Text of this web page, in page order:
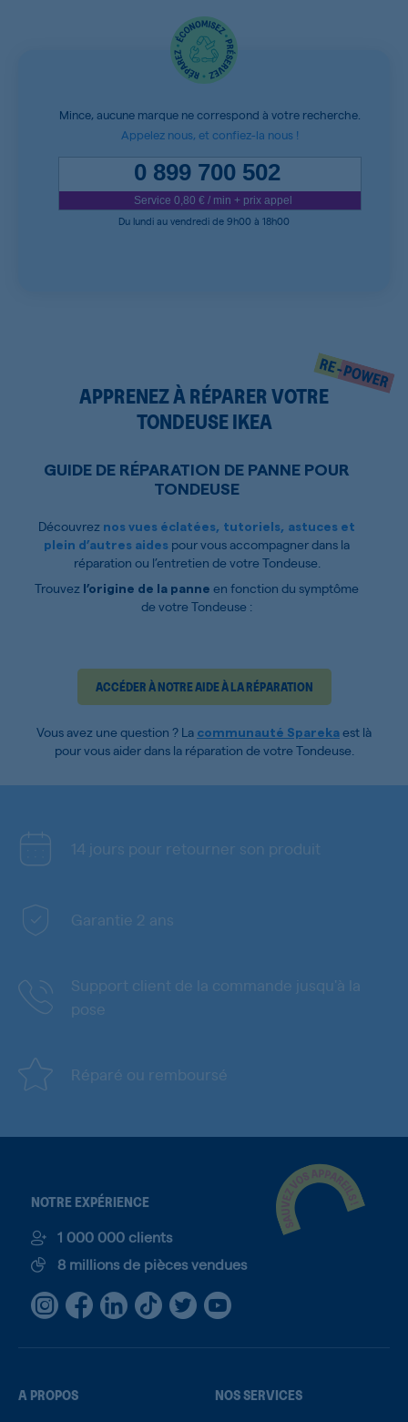
Mince, aucune marque ne correspond à votre recherche.
Appelez nous, et confiez-la nous !
0 899 700 502
Service 0,80 € / min + prix appel
Du lundi au vendredi de 9h00 à 18h00
APPRENEZ À RÉPARER VOTRE
TONDEUSE IKEA
GUIDE DE RÉPARATION DE PANNE POUR
TONDEUSE
Découvrez nos vues éclatées, tutoriels, astuces et
plein d’autres aides pour vous accompagner dans la
réparation ou l’entretien de votre Tondeuse.
Trouvez l’origine de la panne en fonction du symptôme
de votre Tondeuse :
ACCÉDER À NOTRE AIDE À LA RÉPARATION
Vous avez une question ? La communauté Spareka est là
pour vous aider dans la réparation de votre Tondeuse.
14 jours pour retourner son produit
Garantie 2 ans
Support client de la commande jusqu'à la
pose
Réparé ou remboursé
NOTRE EXPÉRIENCE
1 000 000 clients
8 millions de pièces vendues
A PROPOS NOS SERVICES